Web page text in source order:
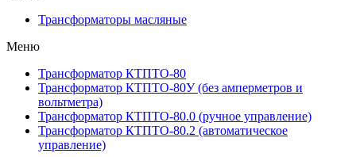
Трансформаторы масляные
Меню
Трансформатор КТПТО-80
Трансформатор КТПТО-80У (без амперметров и
вольтметра)
Трансформатор КТПТО-80.0 (ручное управление)
Трансформатор КТПТО-80.2 (автоматическое
управление)